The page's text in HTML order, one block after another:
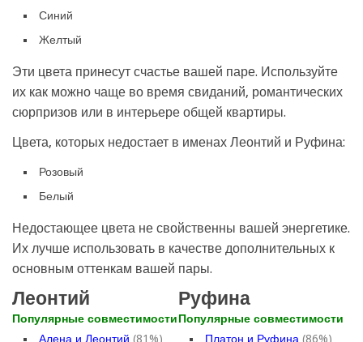
Синий
Желтый
Эти цвета принесут счастье вашей паре. Используйте
их как можно чаще во время свиданий, романтических
сюрпризов или в интерьере общей квартиры.
Цвета, которых недостает в именах Леонтий и Руфина:
Розовый
Белый
Недостающее цвета не свойственны вашей энергетике.
Их лучше использовать в качестве дополнительных к
основным оттенкам вашей пары.
Леонтий
Популярные совместимости
Алена и Леонтий (81%)
Руфина
Популярные совместимости
Платон и Руфина(86%)